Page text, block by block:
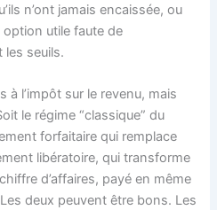
n’ont jamais encaissée, ou
option utile faute de
les seuils.
l’impôt sur le revenu, mais
le régime “classique” du
forfaitaire qui remplace
libératoire, qui transforme
d’affaires, payé en même
deux peuvent être bons. Les